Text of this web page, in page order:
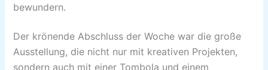
bewundern.
Der krönende Abschluss der Woche war die große
Ausstellung, die nicht nur mit kreativen Projekten,
sondern auch mit einer Tombola und einem